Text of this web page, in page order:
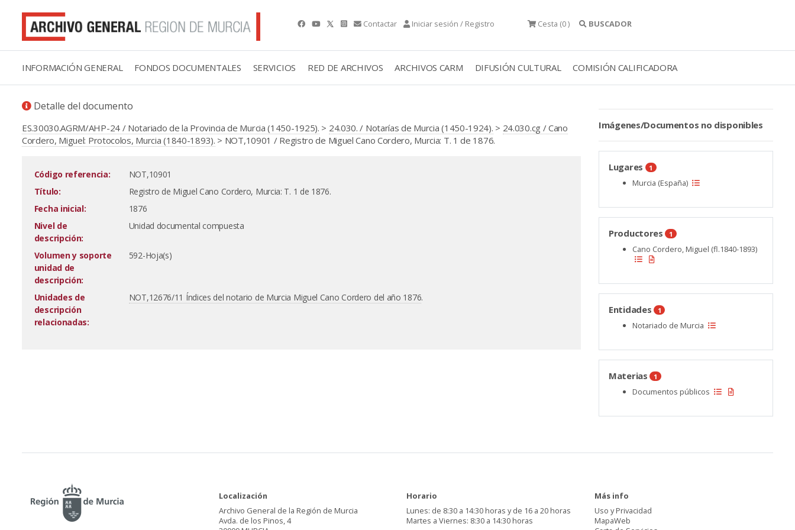
Contactar Iniciar sesión / Registro Cesta (0 ) BUSCADOR
INFORMACIÓN GENERAL FONDOS DOCUMENTALES SERVICIOS RED DE ARCHIVOS ARCHIVOS CARM DIFUSIÓN CULTURAL COMISIÓN CALIFICADORA
Detalle del documento
ES.30030.AGRM/AHP-24 / Notariado de la Provincia de Murcia (1450-1925). > 24.030. / Notarías de Murcia (1450-1924). > 24.030.cg / Cano
Cordero, Miguel: Protocolos, Murcia (1840-1893). > NOT,10901 / Registro de Miguel Cano Cordero, Murcia: T. 1 de 1876.
Código referencia:
NOT,10901
Título:
Registro de Miguel Cano Cordero, Murcia: T. 1 de 1876.
Fecha inicial:
1876
Nivel de
descripción:
Unidad documental compuesta
Volumen y soporte
unidad de
descripción:
592-Hoja(s)
Unidades de
descripción
relacionadas:
NOT,12676/11 Índices del notario de Murcia Miguel Cano Cordero del año 1876.
Imágenes/Documentos no disponibles
Lugares 1
Murcia (España)
Productores 1
Cano Cordero, Miguel (fl.1840-1893)
Entidades 1
Notariado de Murcia
Materias 1
Documentos públicos
Localización
Archivo General de la Región de Murcia
Avda. de los Pinos, 4
Horario
Lunes: de 8:30 a 14:30 horas y de 16 a 20 horas
Martes a Viernes: 8:30 a 14:30 horas
Más info
Uso y Privacidad
MapaWeb